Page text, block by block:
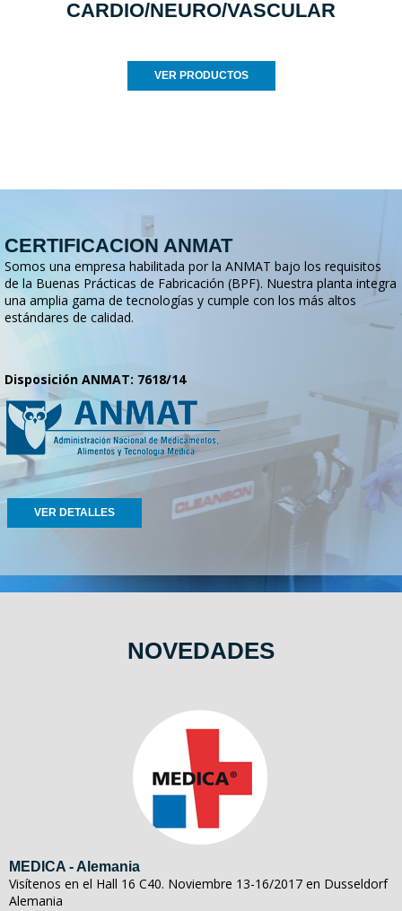
CARDIO/NEURO/VASCULAR
VER PRODUCTOS
CERTIFICACION ANMAT
Somos una empresa habilitada por la ANMAT bajo los requisitos
de la Buenas Prácticas de Fabricación (BPF). Nuestra planta integra
una amplia gama de tecnologías y cumple con los más altos
estándares de calidad.
Disposición ANMAT: 7618/14
VER DETALLES
NOVEDADES
MEDICA - Alemania
Visítenos en el Hall 16 C40. Noviembre 13-16/2017 en Dusseldorf
Alemania